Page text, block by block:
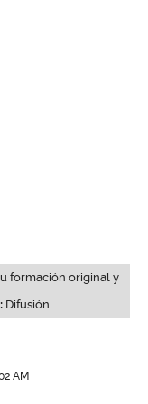
formación original y
Difusión
AM